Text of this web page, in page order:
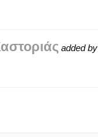
added by